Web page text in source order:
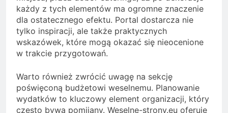
każdy z tych elementów ma ogromne znaczenie
dla ostatecznego efektu. Portal dostarcza nie
tylko inspiracji, ale także praktycznych
wskazówek, które mogą okazać się nieocenione
w trakcie przygotowań.
Warto również zwrócić uwagę na sekcję
poświęconą budżetowi weselnemu. Planowanie
wydatków to kluczowy element organizacji, który
często bywa pomijany. Weselne-strony.eu oferuje